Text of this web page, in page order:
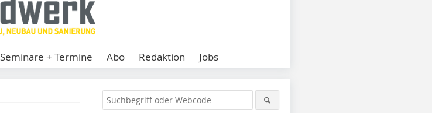
Seminare + Termine Abo Redaktion Jobs